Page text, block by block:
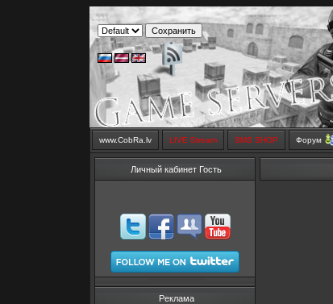
www.CobRa.lv LIVE Stream SMS SHOP Форум
Личный кабинет Гость
Реклама